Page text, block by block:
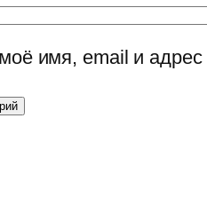
имя, email и